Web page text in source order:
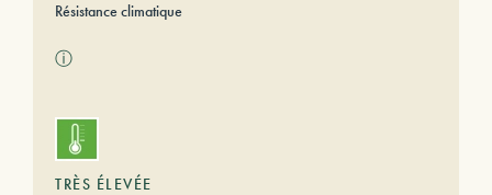
Résistance climatique
ⓘ
TRÈS ÉLEVÉE